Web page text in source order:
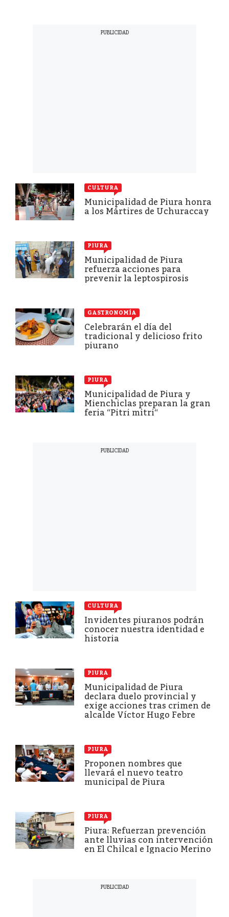
CULTURA
Municipalidad de Piura honra
a los Mártires de Uchuraccay
PIURA
Municipalidad de Piura
refuerza acciones para
prevenir la leptospirosis
GASTRONOMÍA
Celebrarán el día del
tradicional y delicioso frito
piurano
PIURA
Municipalidad de Piura y
Mienchiclas preparan la gran
feria “Pitri mitri“
CULTURA
Invidentes piuranos podrán
conocer nuestra identidad e
historia
PIURA
Municipalidad de Piura
declara duelo provincial y
exige acciones tras crimen de
alcalde Víctor Hugo Febre
PIURA
Proponen nombres que
llevará el nuevo teatro
municipal de Piura
PIURA
Piura: Refuerzan prevención
ante lluvias con intervención
en El Chilcal e Ignacio Merino